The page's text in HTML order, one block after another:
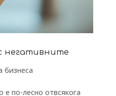
негативните
бизнеса
е по-лесно отвсякога